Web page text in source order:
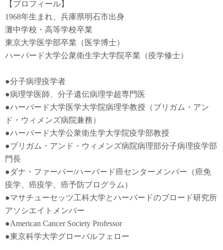
【プロフィール】
1968年生まれ、兵庫県明石市出身
灘中学校・高等学校卒業
東京大学医学部卒業（医学博士）
ハーバード大学公衆衛生学大学院卒業（疫学修士）
●分子病理疫学者
●病理学医師、分子遺伝病理学超専門医
●ハーバード大学医学大学院病理学教授（ブリガム・アン
ド・ウィメンズ病院兼務）
●ハーバード大学公衆衛生学大学院疫学部教授
●ブリガム・アンド・ウィメンズ病院病理部分子病理疫学部
門長
●ダナ・ファーバー/ハーバード癌センターメンバー（癌免
疫学
癌疫学 、癌予防プログラム）
●マサチューセッツ工科大学とハーバードのブロード研究所
アソシエイトメンバー
●American Cancer Society Professor
●東京科学大学グローバルフェロー